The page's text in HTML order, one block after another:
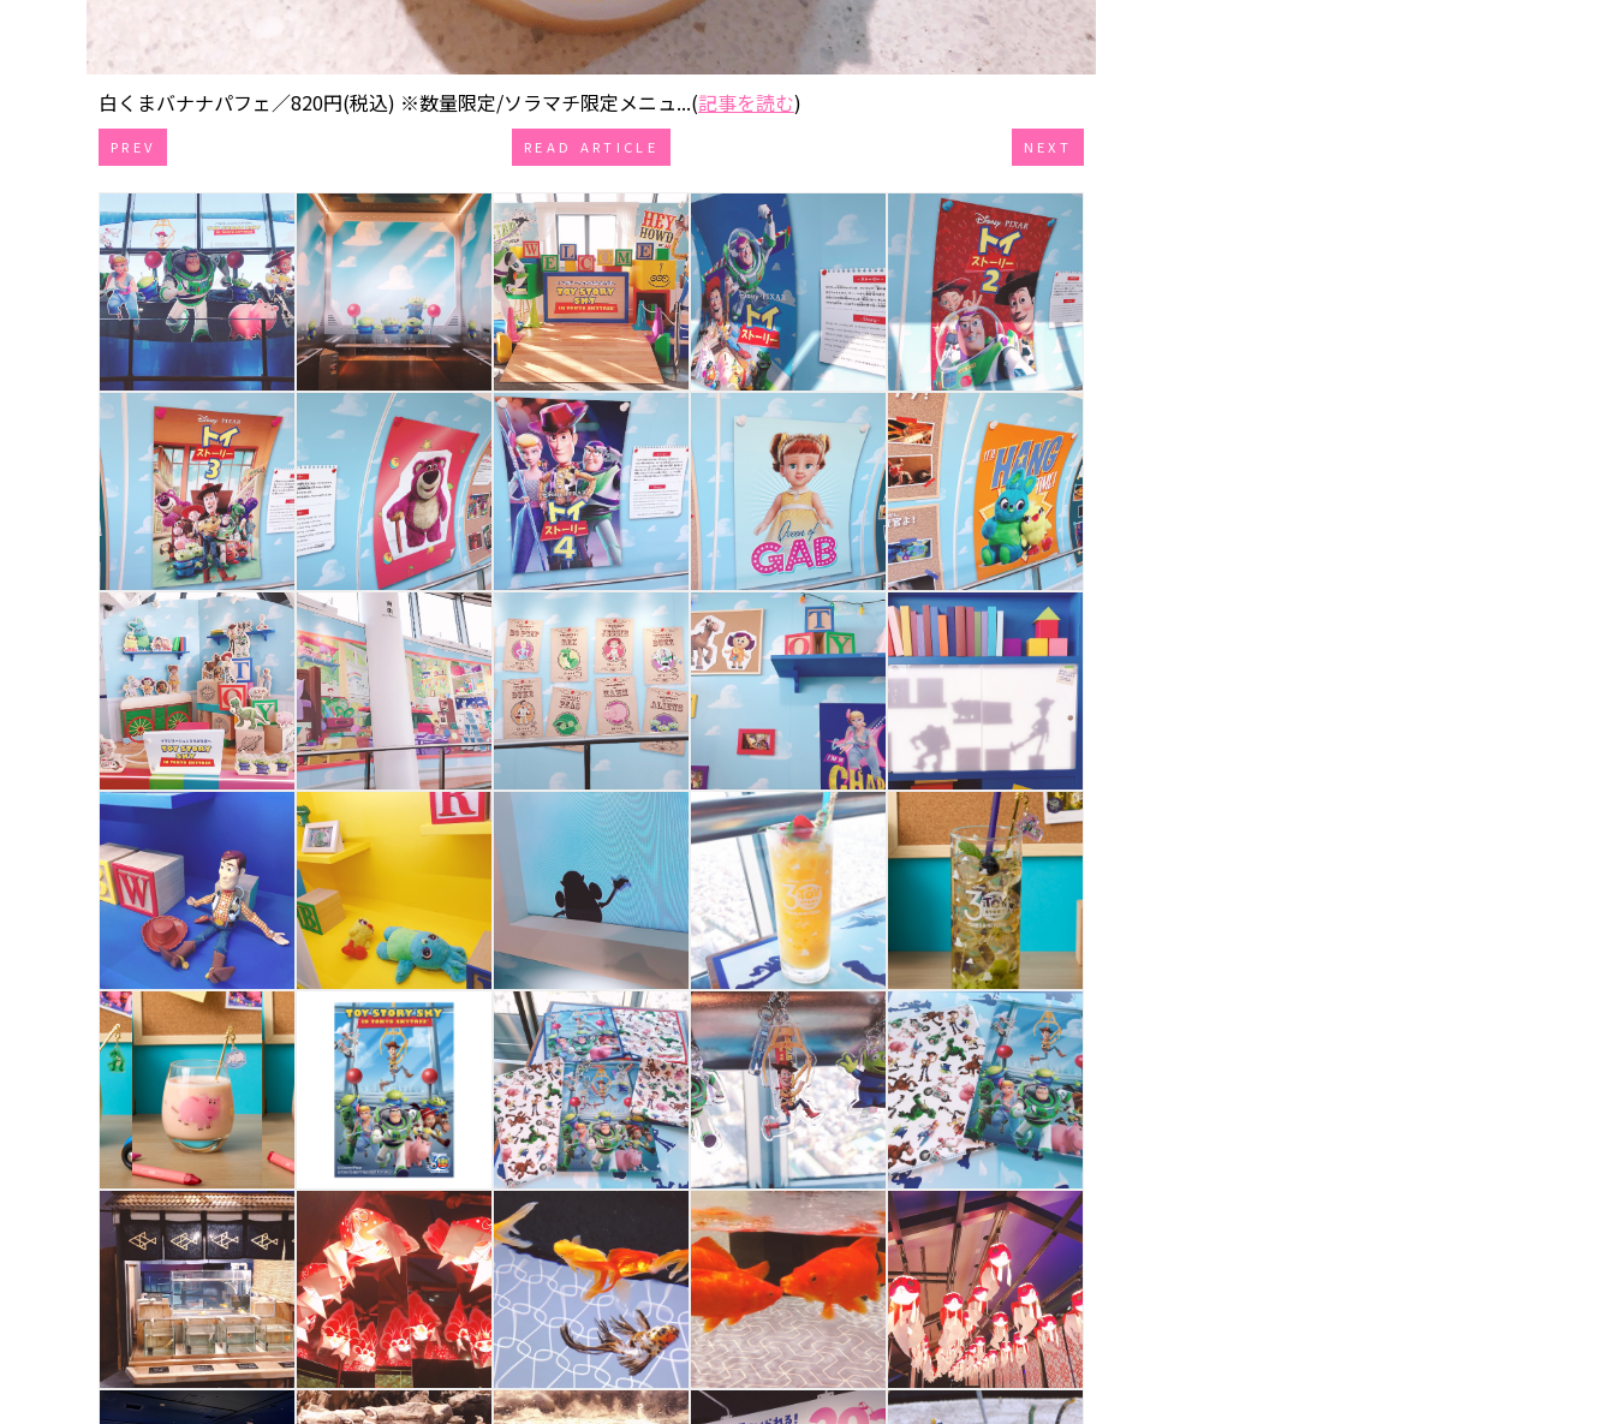
白くまバナナパフェ／820円(税込) ※数量限定/ソラマチ限定メニュ...(記事を読む)
PREV READ ARTICLE NEXT